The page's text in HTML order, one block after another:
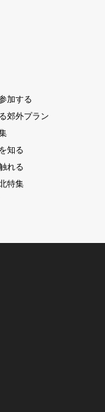
加する
郊外プラン
知る
れる
特集